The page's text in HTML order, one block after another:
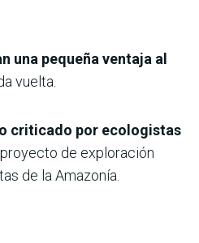
una pequeña ventaja al
vuelta.
criticado por ecologistas
de exploración
de la Amazonía.